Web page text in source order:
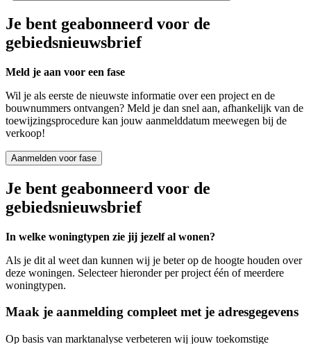
Je bent geabonneerd voor de
gebiedsnieuwsbrief
Meld je aan voor een fase
Wil je als eerste de nieuwste informatie over een project en de
bouwnummers ontvangen? Meld je dan snel aan, afhankelijk van de
toewijzingsprocedure kan jouw aanmelddatum meewegen bij de
verkoop!
Aanmelden voor fase
Je bent geabonneerd voor de
gebiedsnieuwsbrief
In welke woningtypen zie jij jezelf al wonen?
Als je dit al weet dan kunnen wij je beter op de hoogte houden over
deze woningen. Selecteer hieronder per project één of meerdere
woningtypen.
Maak je aanmelding compleet met je adresgegevens
Op basis van marktanalyse verbeteren wij jouw toekomstige